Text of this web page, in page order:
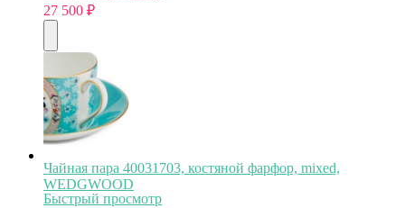
27 500 ₽
Чайная пара 40031703, костяной фарфор, mixed,
WEDGWOOD
Быстрый просмотр